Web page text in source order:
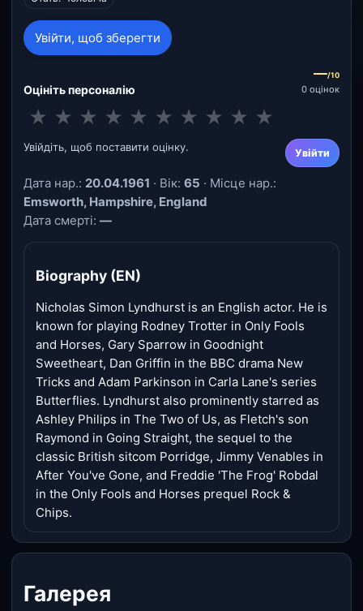
Увійти, щоб зберегти
Оцініть персоналію
—/10
0 оцінок
★ ★ ★ ★ ★ ★ ★ ★ ★ ★
Увійдіть, щоб поставити оцінку. Увійти
Дата нар.: 20.04.1961 · Вік: 65 · Місце нар.:
Emsworth, Hampshire, England
Дата смерті: —
Biography (EN)
Nicholas Simon Lyndhurst is an English actor. He is
known for playing Rodney Trotter in Only Fools
and Horses, Gary Sparrow in Goodnight
Sweetheart, Dan Griffin in the BBC drama New
Tricks and Adam Parkinson in Carla Lane's series
Butterflies. Lyndhurst also prominently starred as
Ashley Philips in The Two of Us, as Fletch's son
Raymond in Going Straight, the sequel to the
classic British sitcom Porridge, Jimmy Venables in
After You've Gone, and Freddie 'The Frog' Robdal
in the Only Fools and Horses prequel Rock &
Chips.
Галерея